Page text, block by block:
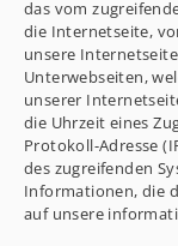
das vom
die Internetseite,
unsere
Unterwebseiten,
unserer
die Uhrzeit eines
Protokoll-Adresse
des zugreifenden
Informationen, die
auf unsere